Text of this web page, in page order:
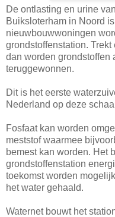
De ontlasting en urine
Buiksloterham in Noord
nieuwbouwwoningen
grondstoffenstation.
dan worden grondstoffen
teruggewonnen.
Dit is het eerste
Nederland op deze
Fosfaat kan worden
meststof waarmee
bemest kan worden. Het
grondstoffenstation
toekomst worden
het water gehaald.
Waternet bouwt het